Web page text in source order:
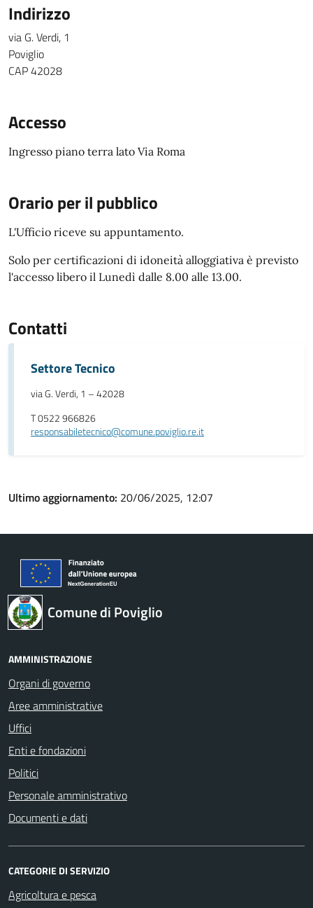
Indirizzo
via G. Verdi, 1
Poviglio
CAP 42028
Accesso
Ingresso piano terra lato Via Roma
Orario per il pubblico
L'Ufficio riceve su appuntamento.
Solo per certificazioni di idoneità alloggiativa è previsto
l'accesso libero il Lunedì dalle 8.00 alle 13.00.
Contatti
Settore Tecnico
via G. Verdi, 1 – 42028
T 0522 966826
responsabiletecnico@comune.poviglio.re.it
Ultimo aggiornamento: 20/06/2025, 12:07
Comune di Poviglio
AMMINISTRAZIONE
Organi di governo
Aree amministrative
Uffici
Enti e fondazioni
Politici
Personale amministrativo
Documenti e dati
CATEGORIE DI SERVIZIO
Agricoltura e pesca